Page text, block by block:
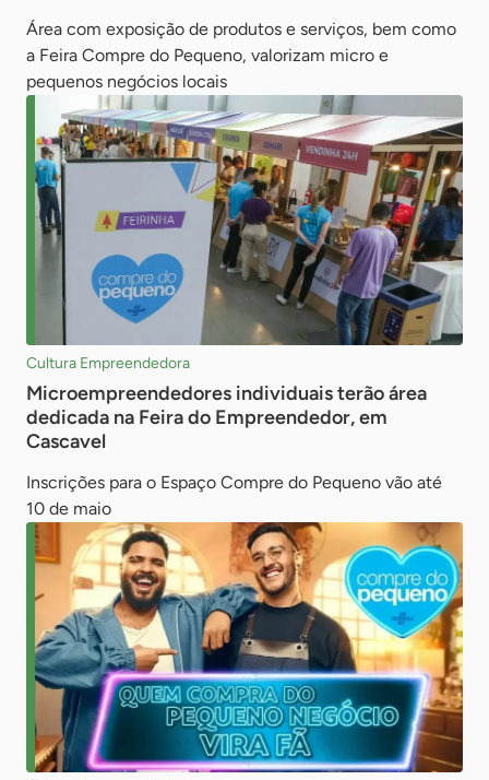
Área com exposição de produtos e serviços, bem como
a Feira Compre do Pequeno, valorizam micro e
pequenos negócios locais
Cultura Empreendedora
Microempreendedores individuais terão área
dedicada na Feira do Empreendedor, em
Cascavel
Inscrições para o Espaço Compre do Pequeno vão até
10 de maio